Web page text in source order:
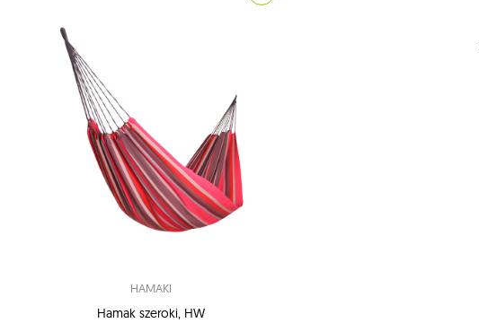
HAMAKI
Hamak szeroki, HW